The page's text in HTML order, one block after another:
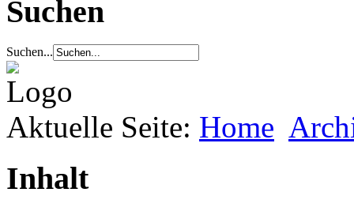
Suchen
Suchen...
Aktuelle Seite: Home
Inhalt